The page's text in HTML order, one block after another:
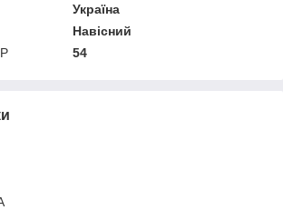
Україна
Навісний
54